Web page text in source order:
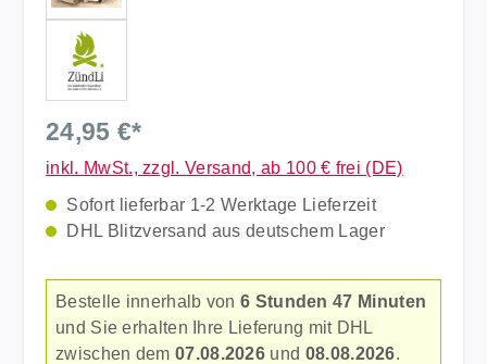
24,95 €*
inkl. MwSt., zzgl. Versand, ab 100 € frei (DE)
Sofort lieferbar 1-2 Werktage Lieferzeit
DHL Blitzversand aus deutschem Lager
Bestelle innerhalb von 6 Stunden 47 Minuten
und Sie erhalten Ihre Lieferung mit DHL
zwischen dem 07.08.2026 und 08.08.2026.